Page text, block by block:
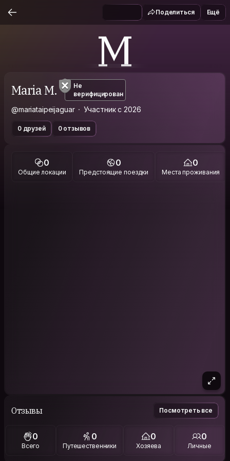
Поделиться Ещё
M
Maria M.
Не
верифицирован
@mariataipeijaguar Участник с 2026
0 друзей 0 отзывов
0
Общие локации
0
Предстоящие поездки
0
Места проживания
Отзывы Посмотреть все
0
Всего
0
Путешественники
0
Хозяева
0
Личные